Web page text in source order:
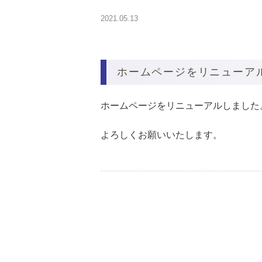
2021.05.13
ホームページをリニューア
ホームページをリニューアルしました
よろしくお願いいたします。